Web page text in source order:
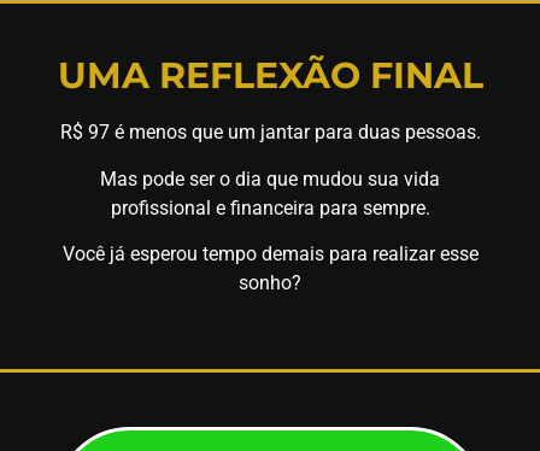
UMA REFLEXÃO FINAL
R$ 97 é menos que um jantar para duas pessoas.
Mas pode ser o dia que mudou sua vida
profissional e financeira para sempre.
Você já esperou tempo demais para realizar esse
sonho?